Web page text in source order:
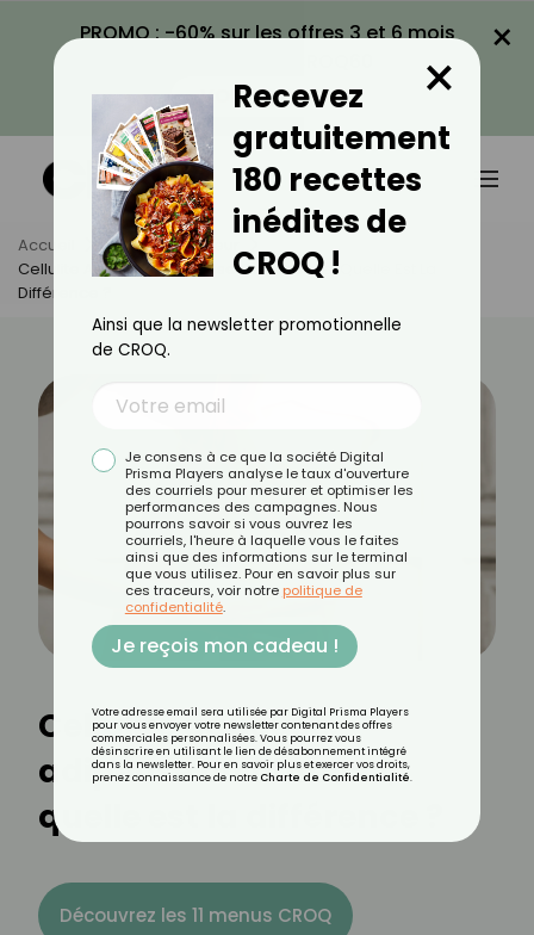
PROMO : -60% sur les offres 3 et 6 mois
VOIR LA PROMO
×
Accueil Actus
Minceur
Cellulite Aqueuse, Adipeuse Ou Fibreuse, Quelle Est La
Différence ?
Cellulite aqueuse,
adipeuse ou fibreuse,
quelle est la différence ?
Découvrez les 11 menus CROQ
Recevez
gratuitement
180 recettes
inédites de
CROQ !
×
Ainsi que la newsletter promotionnelle
de CROQ.
Je consens à ce que la société Digital
Prisma Players analyse le taux d'ouverture
des courriels pour mesurer et optimiser les
performances des campagnes. Nous
pourrons savoir si vous ouvrez les
courriels, l'heure à laquelle vous le faites
ainsi que des informations sur le terminal
que vous utilisez. Pour en savoir plus sur
ces traceurs, voir notre politique de
confidentialité.
Je reçois mon cadeau !
Votre adresse email sera utilisée par Digital Prisma Players
pour vous envoyer votre newsletter contenant des offres
commerciales personnalisées. Vous pourrez vous
désinscrire en utilisant le lien de désabonnement intégré
dans la newsletter. Pour en savoir plus et exercer vos droits,
prenez connaissance de notre Charte de Confidentialité.